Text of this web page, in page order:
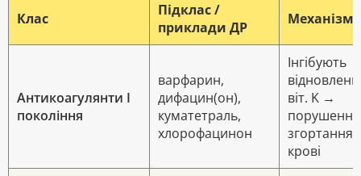
Клас
Підклас /
приклади ДР
Механізм
Антикоагулянти I
покоління
варфарин,
дифацин(он),
куматетраль,
хлорофацинон
Інгібують
віт. K →
порушення
згортання
крові